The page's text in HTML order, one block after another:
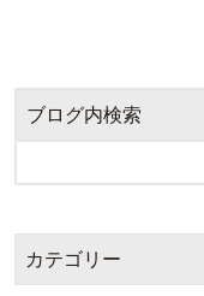
ブログ内検索
カテゴリー